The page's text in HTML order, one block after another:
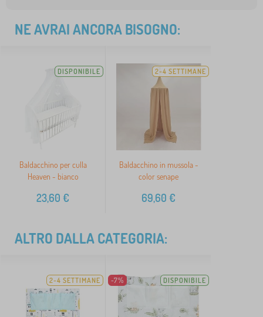
NE AVRAI ANCORA BISOGNO:
DISPONIBILE
Baldacchino per culla
Heaven - bianco
23,60 €
2-4 SETTIMANE
Baldacchino in mussola -
color senape
69,60 €
ALTRO DALLA CATEGORIA:
2-4 SETTIMANE -7% DISPONIBILE